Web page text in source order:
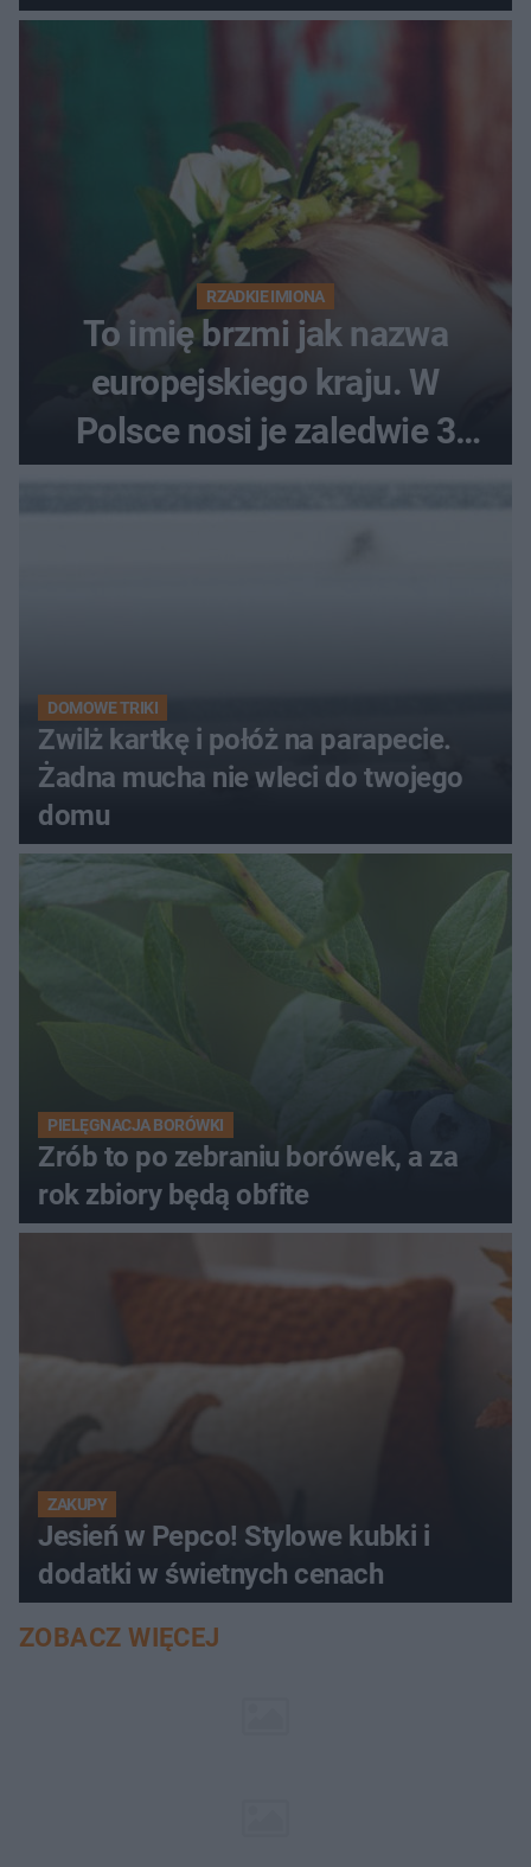
RZADKIE IMIONA
To imię brzmi jak nazwa
europejskiego kraju. W
Polsce nosi je zaledwie 3
DOMOWE TRIKI
Zwilż kartkę i połóż na parapecie.
Żadna mucha nie wleci do twojego
domu
PIELĘGNACJA BORÓWKI
Zrób to po zebraniu borówek, a za
rok zbiory będą obfite
ZAKUPY
Jesień w Pepco! Stylowe kubki i
dodatki w świetnych cenach
ZOBACZ WIĘCEJ